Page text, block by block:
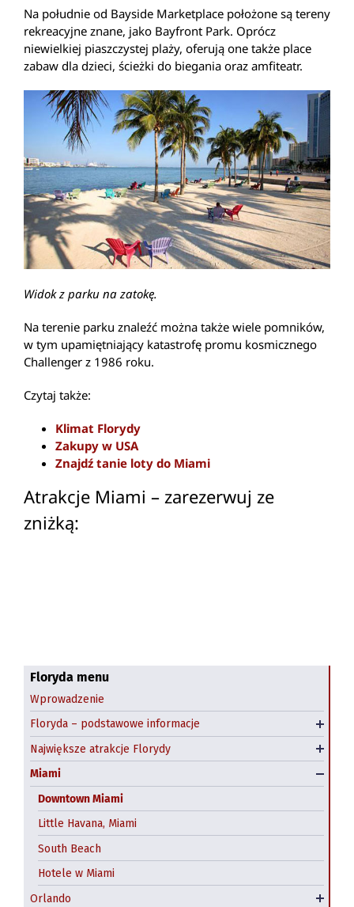
Na południe od Bayside Marketplace położone są tereny
rekreacyjne znane, jako Bayfront Park. Oprócz
niewielkiej piaszczystej plaży, oferują one także place
zabaw dla dzieci, ścieżki do biegania oraz amfiteatr.
Widok z parku na zatokę.
Na terenie parku znaleźć można także wiele pomników,
w tym upamiętniający katastrofę promu kosmicznego
Challenger z 1986 roku.
Czytaj także:
Klimat Florydy
Zakupy w USA
Znajdź tanie loty do Miami
Atrakcje Miami – zarezerwuj ze
zniżką:
Floryda menu
Wprowadzenie
Floryda – podstawowe informacje
Klimat Florydy
Floryda - kiedy jechać?
Polonia na Florydzie
Największe atrakcje Florydy
Najpiękniejsze plaże Florydy
Niecodzienne atrakcje Florydy
Parki narodowe i rezerwaty przyrody
Big Cat Rescue, Tampa
Miami
Downtown Miami
Little Havana, Miami
South Beach
Hotele w Miami
Orlando
Darmowe atrakcje Orlando
Kissimmee